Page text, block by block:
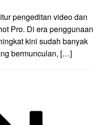
pengeditan video dan
Pro. Di era penggunaan
kini sudah banyak
bermunculan, […]